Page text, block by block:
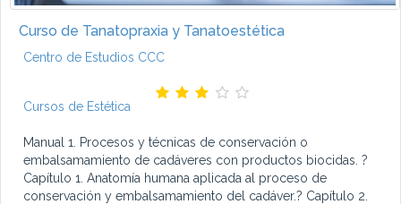
Curso de Tanatopraxia y Tanatoestética
Centro de Estudios CCC
Cursos de Estética
Manual 1. Procesos y técnicas de conservación o
embalsamamiento de cadáveres con productos biocidas. ?
Capítulo 1. Anatomía humana aplicada al proceso de
conservación y embalsamamiento del cadáver.? Capítulo 2.